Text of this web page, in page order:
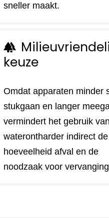
sneller maakt.
forest
keuze
Omdat apparaten minder
stukgaan en langer
vermindert het gebruik
waterontharder indirect de
hoeveelheid afval en de
noodzaak voor